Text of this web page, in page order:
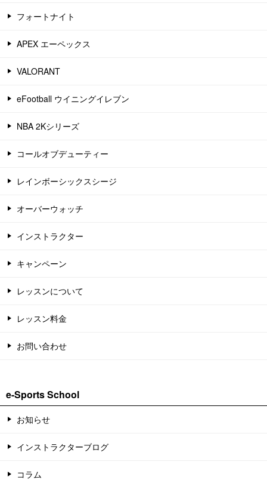
フォートナイト
APEX エーペックス
VALORANT
eFootball ウイニングイレブン
NBA 2Kシリーズ
コールオブデューティー
レインボーシックスシージ
オーバーウォッチ
インストラクター
キャンペーン
レッスンについて
レッスン料金
お問い合わせ
e-Sports School
お知らせ
インストラクターブログ
コラム